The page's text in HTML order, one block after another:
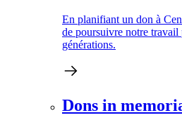
En planifiant un don à
de poursuivre notre travail
générations.
Dons in